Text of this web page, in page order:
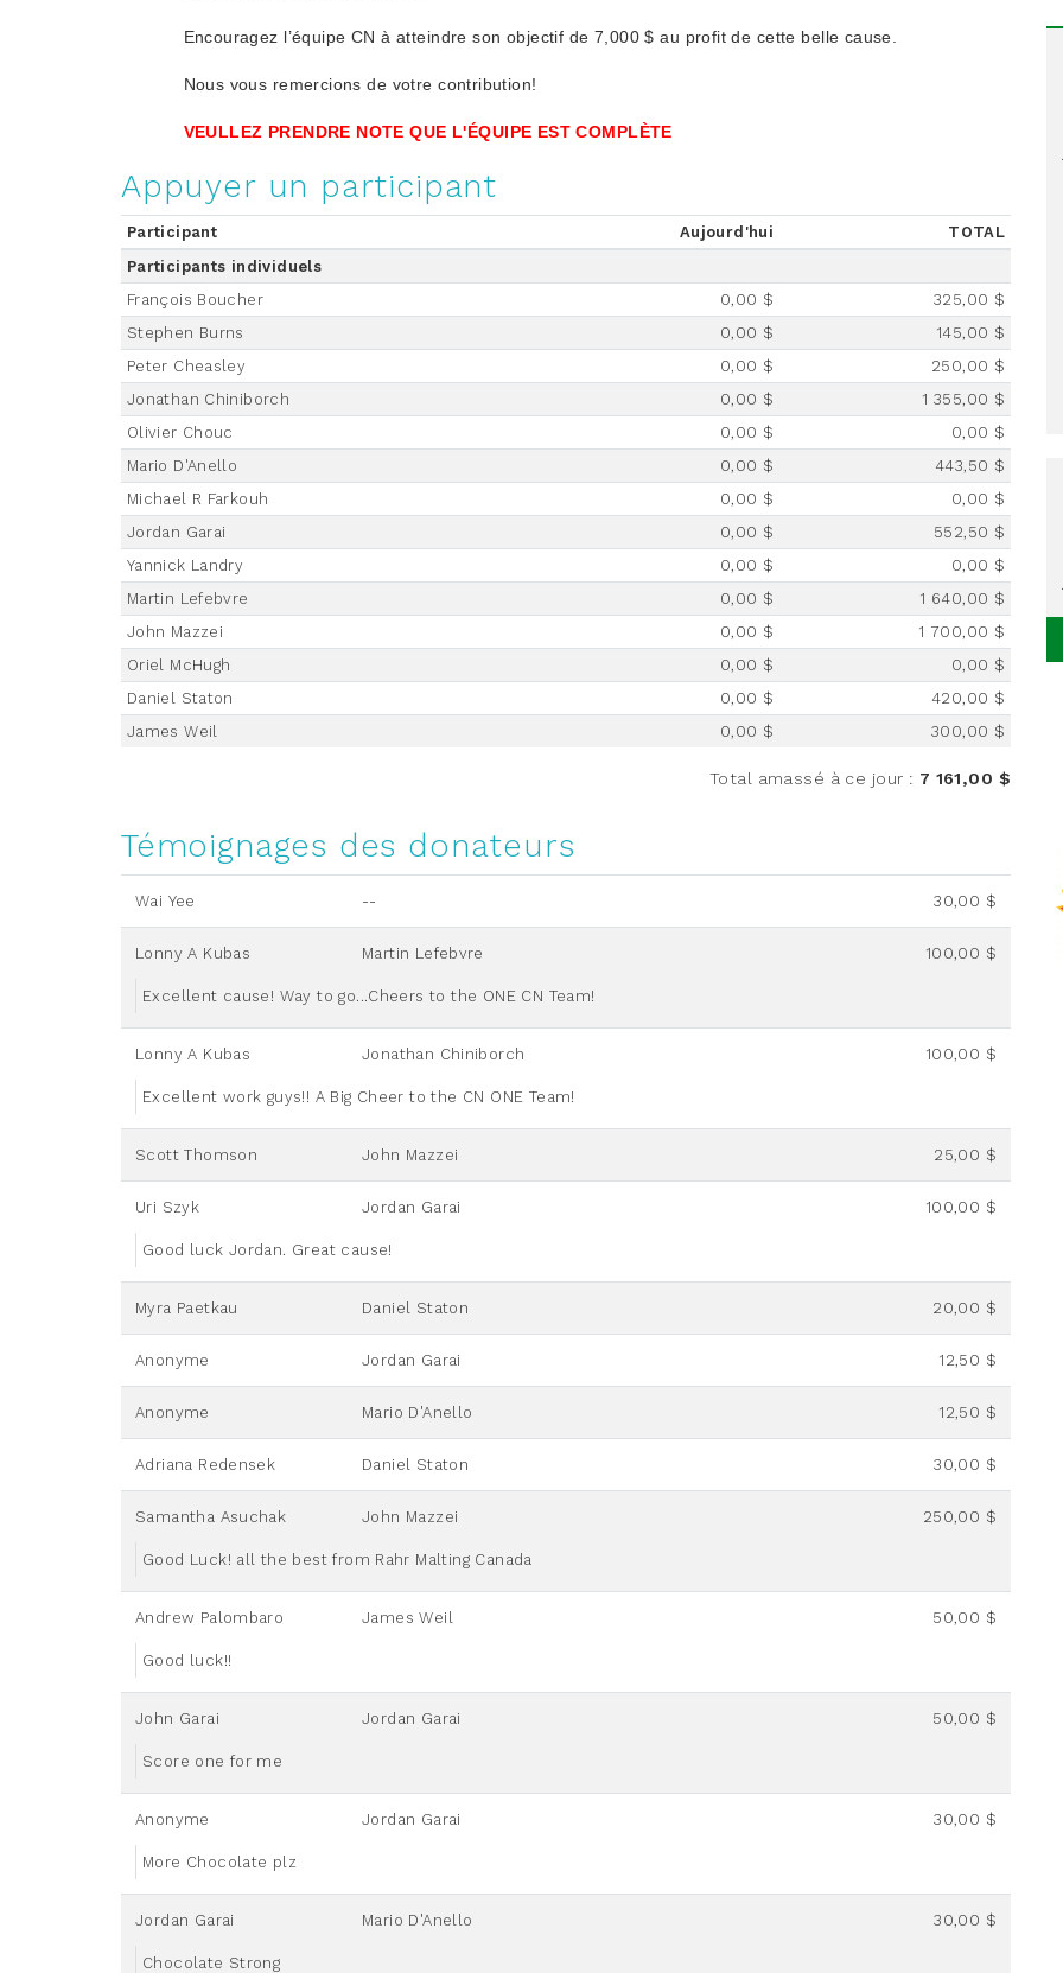
Encouragez l’équipe CN à atteindre son objectif de 7,000 $ au profit de cette belle cause.
Nous vous remercions de votre contribution!
VEULLEZ PRENDRE NOTE QUE L'ÉQUIPE EST COMPLÈTE
Appuyer un participant
Participant Aujourd'hui
TOTAL
Participants individuels
François Boucher
0,00 $
325,00 $
Stephen Burns
0,00 $
145,00 $
Peter Cheasley
0,00 $
250,00 $
Jonathan Chiniborch
0,00 $
1 355,00 $
Olivier Chouc
0,00 $
0,00 $
Mario D'Anello
0,00 $
443,50 $
Michael R Farkouh
0,00 $
0,00 $
Jordan Garai
0,00 $
552,50 $
Yannick Landry
0,00 $
0,00 $
Martin Lefebvre
0,00 $
1 640,00 $
John Mazzei
0,00 $
1 700,00 $
Oriel McHugh
0,00 $
0,00 $
Daniel Staton
0,00 $
420,00 $
James Weil
0,00 $ 300,00 $
Total amassé à ce jour : 7 161,00 $
Témoignages des donateurs
Wai Yee -- 30,00 $
Lonny A Kubas Martin Lefebvre 100,00 $
Excellent cause! Way to go...Cheers to the ONE CN Team!
Lonny A Kubas Jonathan Chiniborch 100,00 $
Excellent work guys!! A Big Cheer to the CN ONE Team!
Scott Thomson John Mazzei 25,00 $
Uri Szyk Jordan Garai 100,00 $
Good luck Jordan. Great cause!
Myra Paetkau Daniel Staton 20,00 $
Anonyme Jordan Garai 12,50 $
Anonyme Mario D'Anello 12,50 $
Adriana Redensek Daniel Staton 30,00 $
Samantha Asuchak John Mazzei 250,00 $
Good Luck! all the best from Rahr Malting Canada
Andrew Palombaro James Weil 50,00 $
Good luck!!
John Garai Jordan Garai 50,00 $
Score one for me
Anonyme Jordan Garai 30,00 $
More Chocolate plz
Jordan Garai Mario D'Anello 30,00 $
Chocolate Strong